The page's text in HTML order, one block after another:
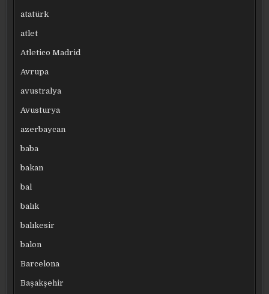
atatürk
atlet
Atletico Madrid
Avrupa
avustralya
Avusturya
azerbaycan
baba
bakan
bal
balık
balıkesir
balon
Barcelona
Başakşehir